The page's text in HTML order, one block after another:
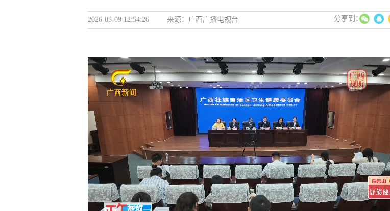
2026-05-09 12:54:26 来源： 广西广播电视台